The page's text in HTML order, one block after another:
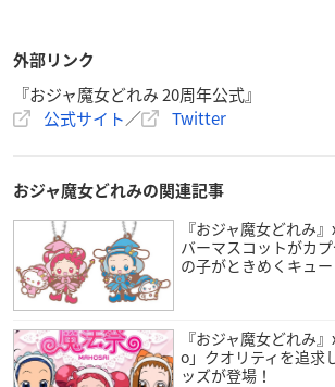
外部リンク
『おジャ魔女どれみ 20周年公式』
公式サイト／ Twitter
おジャ魔女どれみの関連記事
『おジャ魔女どれみ
バーマスコットがカ
の子がときめくキュ
『おジャ魔女どれみ
o」クオリティを追求
ッズが登場！